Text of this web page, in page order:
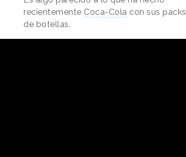
recientemente Coca-Cola con sus packs
de botellas.